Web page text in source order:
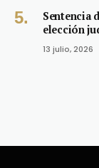
Sentencia
elección
13 julio, 2026